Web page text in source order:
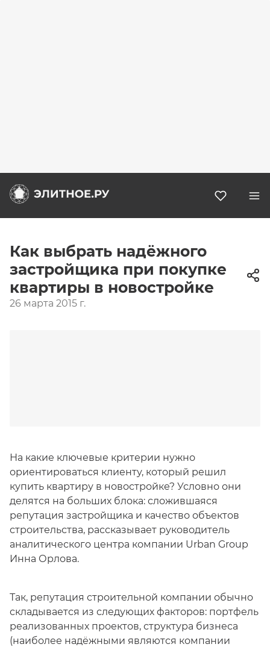
Как выбрать надёжного
застройщика при покупке
квартиры в новостройке
26 марта 2015 г.
На какие ключевые критерии нужно
ориентироваться клиенту, который решил
купить квартиру в новостройке? Условно они
делятся на больших блока: сложившаяся
репутация застройщика и качество объектов
строительства, рассказывает руководитель
аналитического центра компании Urban Group
Инна Орлова.
Так, репутация строительной компании обычно
складывается из следующих факторов: портфель
реализованных проектов, структура бизнеса
(наиболее надёжными являются компании